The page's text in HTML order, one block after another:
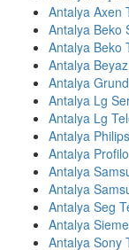
Antalya Axen
Antalya Beko
Antalya Beko
Antalya
Antalya
Antalya Lg
Antalya Lg
Antalya
Antalya
Antalya
Antalya
Antalya Seg
Antalya
Antalya Sony